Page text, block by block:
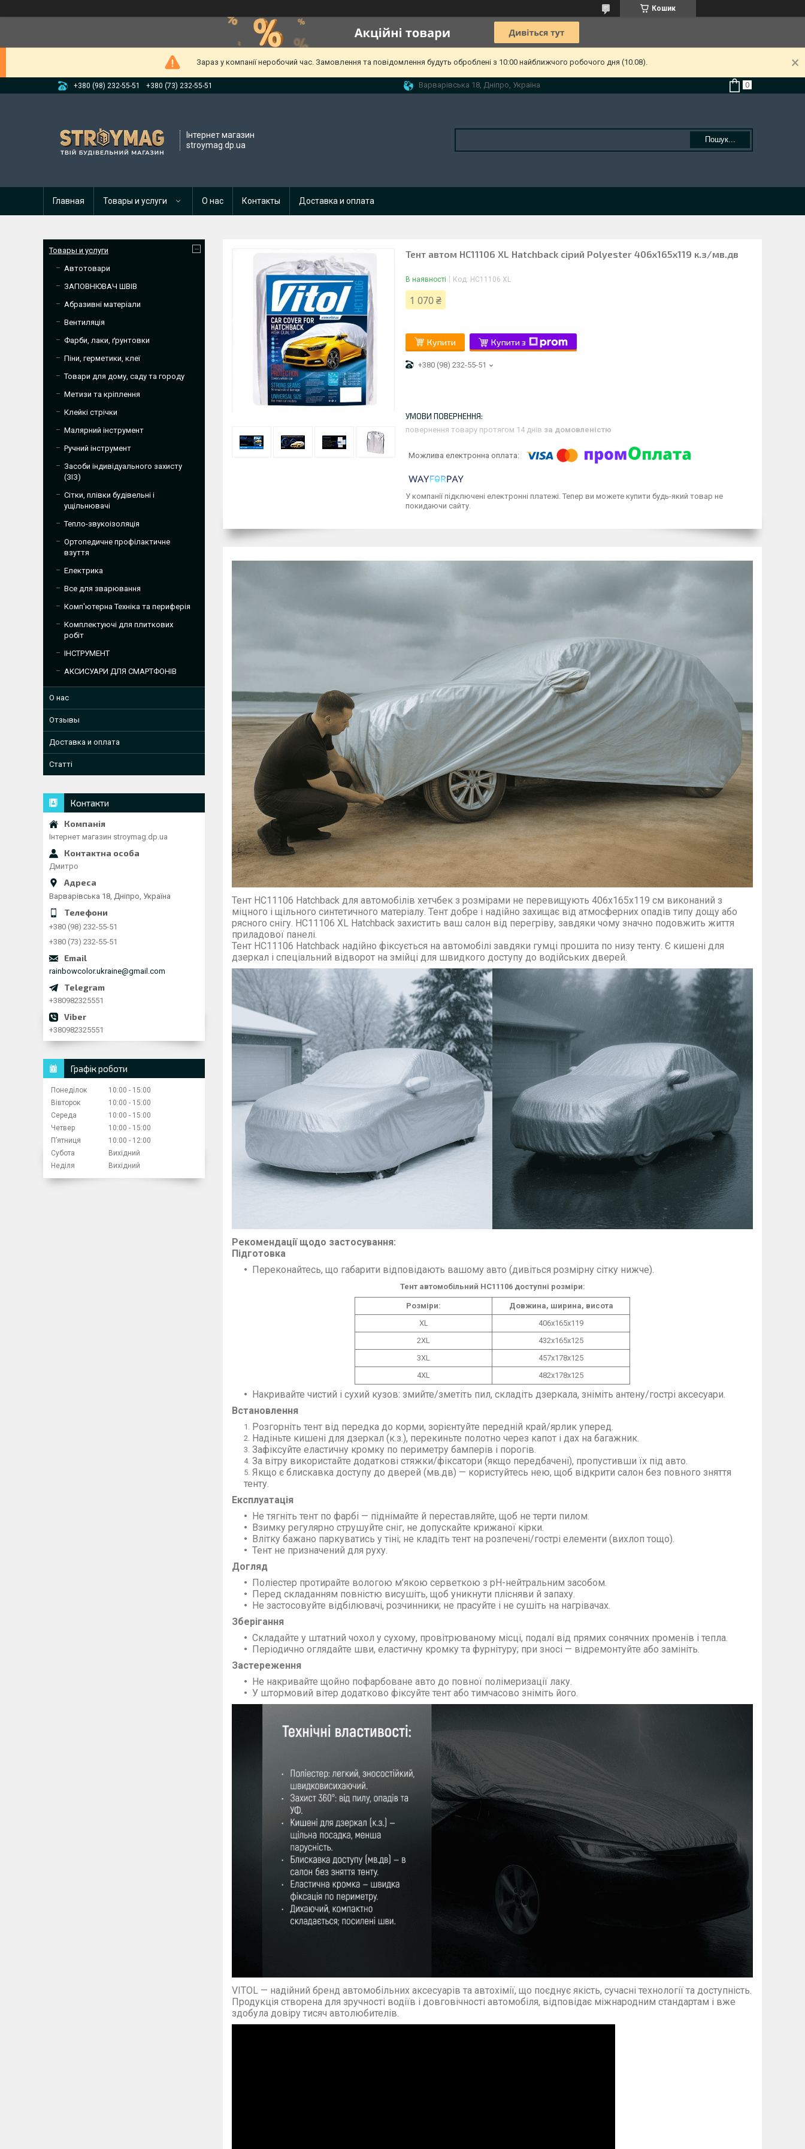
Кошик
Зараз у компанії неробочий час. Замовлення та повідомлення будуть оброблені з 10:00 найближчого робочого дня (10.08).
+380 (98) 232-55-51 +380 (73) 232-55-51 Варварівська 18, Дніпро, Україна
Інтернет магазин
stroymag.dp.ua
Пошук...
Главная Товары и услуги О нас Контакты Доставка и оплата
Тент автом HC11106 XL Hatchback сірий Polyester 406х165х119 к.з/мв.дв
В наявності Код: HC11106 XL
1 070 ₴
Купити Купити з
+380 (98) 232-55-51
повернення товару протягом 14 днів за домовленістю
У компанії підключені електронні платежі. Тепер ви можете купити будь-який товар не
покидаючи сайту.
Тент HC11106 Hatchback для автомобілів хетчбек з розмірами не перевищують 406х165х119 см виконаний з
міцного і щільного синтетичного матеріалу. Тент добре і надійно захищає від атмосферних опадів типу дощу або
рясного снігу. HC11106 XL Hatchback захистить ваш салон від перегріву, завдяки чому значно подовжить життя
приладової панелі.
Тент HC11106 Hatchback надійно фіксується на автомобілі завдяки гумці прошита по низу тенту. Є кишені для
дзеркал і спеціальний відворот на змійці для швидкого доступу до водійських дверей.
Рекомендації щодо застосування:
Підготовка
Переконайтесь, що габарити відповідають вашому авто (дивіться розмірну сітку нижче).
Тент автомобільний HC11106доступні розміри:​
Розміри:
Довжина, ширина, висота
XL
406х165х119
2XL
432х165х125
3XL
457х178х125
4XL
482х178х125
Накривайте чистий і сухий кузов: змийте/зметіть пил, складіть дзеркала, зніміть антену/гострі аксесуари.
Встановлення
Розгорніть тент від передка до корми, зорієнтуйте передній край/ярлик уперед.
Надіньте кишені для дзеркал (к.з.), перекиньте полотно через капот і дах на багажник.
Зафіксуйте еластичну кромку по периметру бамперів і порогів.
За вітру використайте додаткові стяжки/фіксатори (якщо передбачені), пропустивши їх під авто.
Якщо є блискавка доступу до дверей (мв.дв) — користуйтесь нею, щоб відкрити салон без повного зняття
тенту.
Експлуатація
Не тягніть тент по фарбі — піднімайте й переставляйте, щоб не терти пилом.
Взимку регулярно струшуйте сніг, не допускайте крижаної кірки.
Влітку бажано паркуватись у тіні; не кладіть тент на розпечені/гострі елементи (вихлоп тощо).
Тент не призначений для руху.
Догляд
Поліестер протирайте вологою м’якою серветкою з pH-нейтральним засобом.
Перед складанням повністю висушіть, щоб уникнути плісняви й запаху.
Не застосовуйте відбілювачі, розчинники; не прасуйте і не сушіть на нагрівачах.
Зберігання
Складайте у штатний чохол у сухому, провітрюваному місці, подалі від прямих сонячних променів і тепла.
Періодично оглядайте шви, еластичну кромку та фурнітуру; при зносі — відремонтуйте або замініть.
Застереження
Не накривайте щойно пофарбоване авто до повної полімеризації лаку.
У штормовий вітер додатково фіксуйте тент або тимчасово зніміть його.
VITOL — надійний бренд автомобільних аксесуарів та автохімії, що поєднує якість, сучасні технології та доступність.
Продукція створена для зручності водіїв і довговічності автомобіля, відповідає міжнародним стандартам і вже
здобула довіру тисяч автолюбителів.
Товары и услуги
Автотовари
ЗАПОВНЮВАЧ ШВІВ
Абразивні матеріали
Вентиляція
Фарби, лаки, ґрунтовки
Піни, герметики, клеї
Товари для дому, саду та городу
Метизи та кріплення
Клейкі стрічки
Малярний інструмент
Ручний інструмент
Засоби індивідуального захисту
(ЗІЗ)
Сітки, плівки будівельні і
ущільнювачі
Тепло-звукоізоляція
Ортопедичне профілактичне
взуття
Електрика
Все для зварювання
Комп'ютерна Техніка та периферія
Комплектуючі для плиткових
робіт
ІНСТРУМЕНТ
АКСИСУАРИ ДЛЯ СМАРТФОНІВ
О нас
Отзывы
Доставка и оплата
Статті
Контакти
Інтернет магазин stroymag.dp.ua
Дмитро
Варварівська 18, Дніпро, Україна
+380 (98) 232-55-51
+380 (73) 232-55-51
rainbowcolor.ukraine@gmail.com
+380982325551
+380982325551
Графік роботи
Понеділок 10:00
15:00
Вівторок
10:00
15:00
Середа
10:00
15:00
Четвер
10:00
15:00
Пʼятниця
10:00
12:00
Субота
Вихідний
Неділя
Вихідний